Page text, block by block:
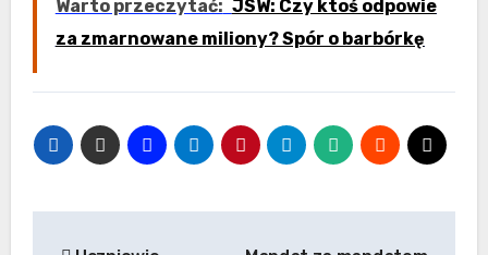
Warto przeczytać: JSW: Czy ktoś odpowie
za zmarnowane miliony? Spór o barbórkę